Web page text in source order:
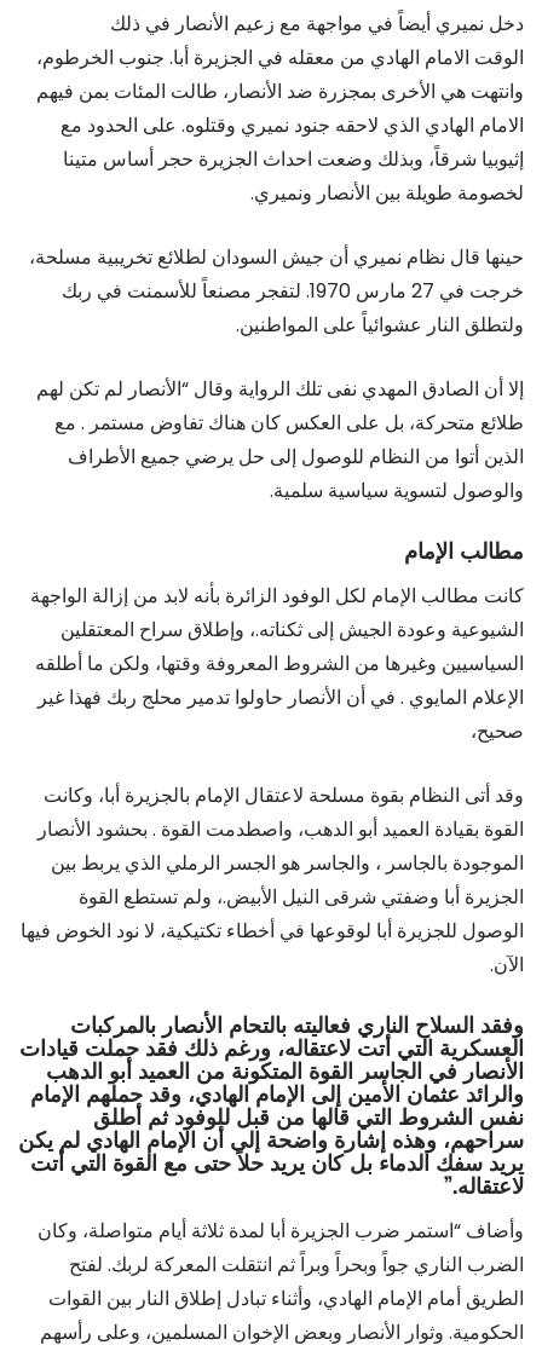
دخل نميري أيضاً في مواجهة مع زعيم الأنصار في ذلك
الوقت الامام الهادي من معقله في الجزيرة أبا. جنوب الخرطوم،
وانتهت هي الأخرى بمجزرة ضد الأنصار، طالت المئات بمن فيهم
الامام الهادي الذي لاحقه جنود نميري وقتلوه. على الحدود مع
إثيوبيا شرقاً، وبذلك وضعت احداث الجزيرة حجر أساس متينا
لخصومة طويلة بين الأنصار ونميري.
حينها قال نظام نميري أن جيش السودان لطلائع تخريبية مسلحة،
خرجت في 27 مارس 1970. لتفجر مصنعاً للأسمنت في ربك
ولتطلق النار عشوائياً على المواطنين.
إلا أن الصادق المهدي نفى تلك الرواية وقال “الأنصار لم تكن لهم
طلائع متحركة، بل على العكس كان هناك تفاوض مستمر . مع
الذين أتوا من النظام للوصول إلى حل يرضي جميع الأطراف
والوصول لتسوية سياسية سلمية.
مطالب الإمام
كانت مطالب الإمام لكل الوفود الزائرة بأنه لابد من إزالة الواجهة
الشيوعية وعودة الجيش إلى ثكناته.، وإطلاق سراح المعتقلين
السياسيين وغيرها من الشروط المعروفة وقتها، ولكن ما أطلقه
الإعلام المايوي . في أن الأنصار حاولوا تدمير محلج ربك فهذا غير
صحيح،
وقد أتى النظام بقوة مسلحة لاعتقال الإمام بالجزيرة أبا، وكانت
القوة بقيادة العميد أبو الدهب، واصطدمت القوة . بحشود الأنصار
الموجودة بالجاسر ، والجاسر هو الجسر الرملي الذي يربط بين
الجزيرة أبا وضفتي شرقى النيل الأبيض.، ولم تستطع القوة
الوصول للجزيرة أبا لوقوعها في أخطاء تكتيكية، لا نود الخوض فيها
الآن.
وفقد السلاح الناري فعاليته بالتحام الأنصار بالمركبات
العسكرية التي أتت لاعتقاله، ورغم ذلك فقد حملت قيادات
الأنصار في الجاسر القوة المتكونة من العميد أبو الدهب
والرائد عثمان الأمين إلى الإمام الهادي، وقد حملهم الإمام
نفس الشروط التي قالها من قبل للوفود ثم أطلق
سراحهم، وهذه إشارة واضحة إلى أن الإمام الهادي لم يكن
يريد سفك الدماء بل كان يريد حلاً حتى مع القوة التي أتت
لاعتقاله.”
وأضاف “استمر ضرب الجزيرة أبا لمدة ثلاثة أيام متواصلة، وكان
الضرب الناري جواً وبحراً وبراً ثم انتقلت المعركة لربك. لفتح
الطريق أمام الإمام الهادي، وأثناء تبادل إطلاق النار بين القوات
الحكومية. وثوار الأنصار وبعض الإخوان المسلمين، وعلى رأسهم